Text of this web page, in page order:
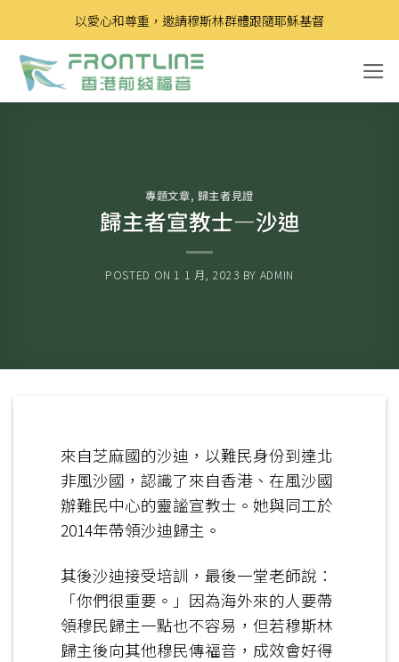
to
content
以愛心和尊重，邀請穆斯林群體跟隨耶穌基督
專題文章, 歸主者見證
歸主者宣教士—沙迪
POSTED ON 1 1 月, 2023 BY ADMIN
來自芝麻國的沙迪，以難民身份到達北
非風沙國，認識了來自香港、在風沙國
辦難民中心的靈謐宣教士。她與同工於
2014年帶領沙迪歸主。
其後沙迪接受培訓，最後一堂老師說：
「你們很重要。」因為海外來的人要帶
領穆民歸主一點也不容易，但若穆斯林
歸主後向其他穆民傳福音，成效會好得